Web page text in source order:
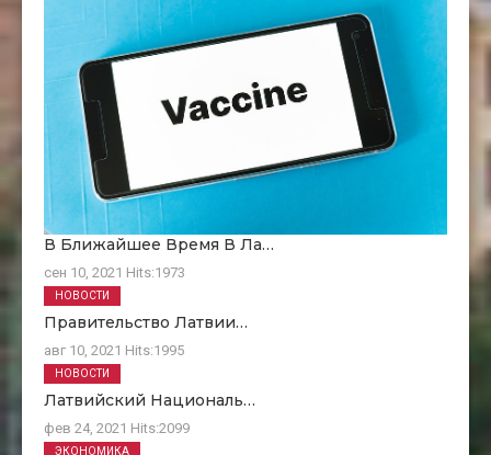
В Ближайшее Время В Ла…
сен 10, 2021 Hits:1973
Правительство Латвии…
авг 10, 2021 Hits:1995
НОВОСТИ
Латвийский Националь…
фев 24, 2021 Hits:2099
НОВОСТИ
ЭКОНОМИКА